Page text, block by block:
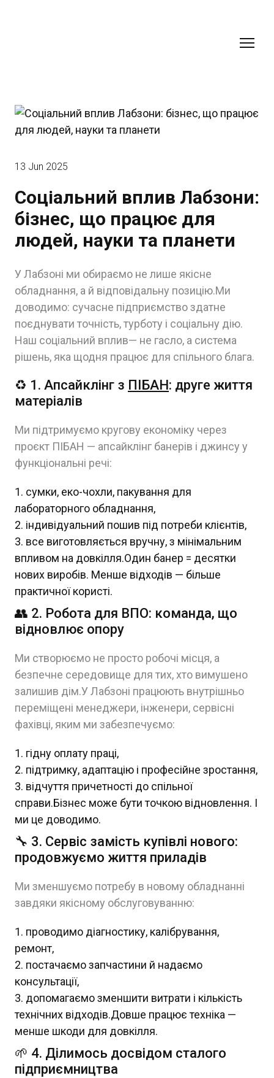
13 Jun 2025
Соціальний вплив Лабзони:
бізнес, що працює для
людей, науки та планети
У Лабзоні ми обираємо не лише якісне
обладнання, а й відповідальну позицію.Ми
доводимо: сучасне підприємство здатне
поєднувати точність, турботу і соціальну дію.
Наш соціальний вплив— не гасло, а система
рішень, яка щодня працює для спільного блага.
♻️ 1. Апсайклінг з ПІБАН: друге життя
матеріалів
Ми підтримуємо кругову економіку через
проєкт ПІБАН — апсайклінг банерів і джинсу у
функціональні речі:
сумки, еко-чохли, пакування для
лабораторного обладнання,
індивідуальний пошив під потреби клієнтів,
все виготовляється вручну, з мінімальним
впливом на довкілля.Один банер = десятки
нових виробів. Менше відходів — більше
практичної користі.
👥 2. Робота для ВПО: команда, що
відновлює опору
Ми створюємо не просто робочі місця, а
безпечне середовище для тих, хто вимушено
залишив дім.У Лабзоні працюють внутрішньо
переміщені менеджери, інженери, сервісні
фахівці, яким ми забезпечуємо:
гідну оплату праці,
підтримку, адаптацію і професійне зростання,
відчуття причетності до спільної
справи.Бізнес може бути точкою відновлення. І
ми це доводимо.
🔧 3. Сервіс замість купівлі нового:
продовжуємо життя приладів
Ми зменшуємо потребу в новому обладнанні
завдяки якісному обслуговуванню:
проводимо діагностику, калібрування,
ремонт,
постачаємо запчастини й надаємо
консультації,
допомагаємо зменшити витрати і кількість
технічних відходів.Довше працює техніка —
менше шкоди для довкілля.
🌱 4. Ділимось досвідом сталого
підприємництва